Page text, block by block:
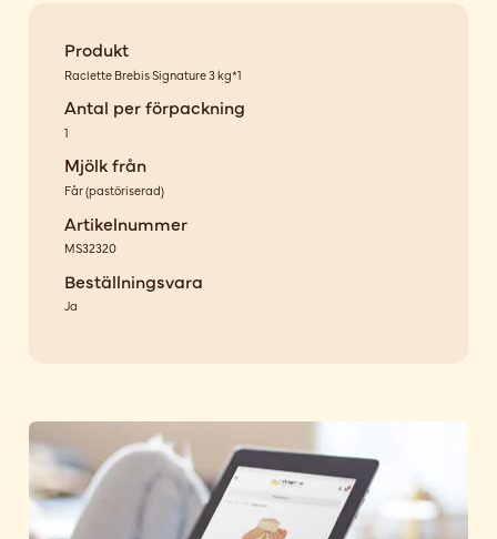
Produkt
Raclette Brebis Signature 3 kg*1
Antal per förpackning
1
Mjölk från
Får(pastöriserad)
Artikelnummer
MS32320
Beställningsvara
Ja